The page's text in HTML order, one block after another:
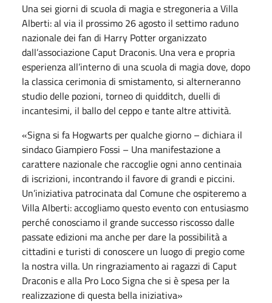
Una sei giorni di scuola di magia e stregoneria a Villa
Alberti: al via il prossimo 26 agosto il settimo raduno
nazionale dei fan di Harry Potter organizzato
dall’associazione Caput Draconis. Una vera e propria
esperienza all’interno di una scuola di magia dove, dopo
la classica cerimonia di smistamento, si alterneranno
studio delle pozioni, torneo di quidditch, duelli di
incantesimi, il ballo del ceppo e tante altre attività.
«Signa si fa Hogwarts per qualche giorno – dichiara il
sindaco Giampiero Fossi – Una manifestazione a
carattere nazionale che raccoglie ogni anno centinaia
di iscrizioni, incontrando il favore di grandi e piccini.
Un’iniziativa patrocinata dal Comune che ospiteremo a
Villa Alberti: accogliamo questo evento con entusiasmo
perché conosciamo il grande successo riscosso dalle
passate edizioni ma anche per dare la possibilità a
cittadini e turisti di conoscere un luogo di pregio come
la nostra villa. Un ringraziamento ai ragazzi di Caput
Draconis e alla Pro Loco Signa che si è spesa per la
realizzazione di questa bella iniziativa»